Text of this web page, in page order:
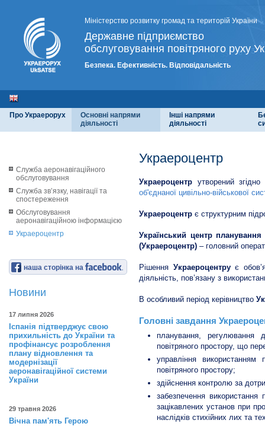
Міністерство розвитку громад та територій України
Державне підприємство
обслуговування повітряного руху
Безпека. Ефективність. Відповідальність
Про Украерорух
Основні напрями
діяльності
Інші напрями
діяльності
Служба аеронавігаційного
обслуговування
Служба зв’язку, навігації та
спостереження
Обслуговування
аеронавігаційною інформацією
Украероцентр
наша сторінка на
Новини
17 липня 2026
Іспанія підтверджує свою
прихильність до України та
профінансує розроблення
плану відновлення та
модернізації
аеронавігаційної системи
України
29 травня 2026
Вічна пам'ять Герою
Украероцентр
Украероцентр утворений
об'єднаної цивільно-військової
Украероцентр є структурним
Український центр
(Украероцентр) – головний
Рішення Украероцентрує
діяльність, пов’язану з
В особливий період керівництво
Головні завдання
планування, регулювання
повітряного простору, що
управління використанням
повітряного простору;
здійснення контролю за
забезпечення використання
зацікавлених установ при
наслідків стихійних лих та